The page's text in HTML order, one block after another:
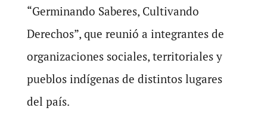
“Germinando Saberes, Cultivando
Derechos”, que reunió a integrantes de
organizaciones sociales, territoriales y
pueblos indígenas de distintos lugares
del país.